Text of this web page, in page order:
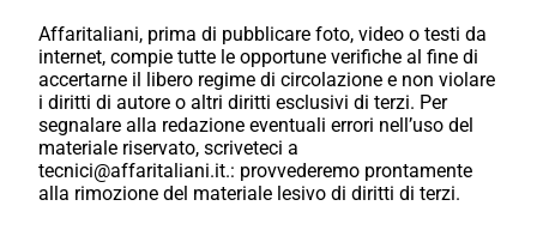
Affaritaliani, prima di pubblicare foto, video o testi da
internet, compie tutte le opportune verifiche al fine di
accertarne il libero regime di circolazione e non violare
i diritti di autore o altri diritti esclusivi di terzi. Per
segnalare alla redazione eventuali errori nell’uso del
materiale riservato, scriveteci a
tecnici@affaritaliani.it.: provvederemo prontamente
alla rimozione del materiale lesivo di diritti di terzi.